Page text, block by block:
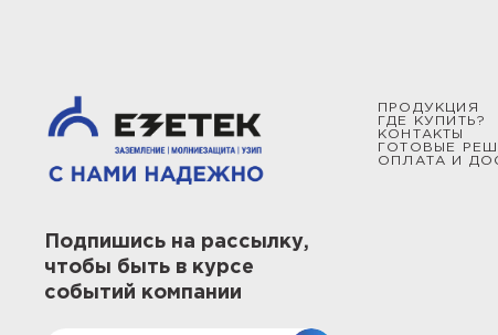
ПРОДУКЦИЯ
ГДЕ КУПИТЬ?
КОНТАКТЫ
ГОТОВЫЕ
ОПЛАТА И
Подпишись на рассылку,
чтобы быть в курсе
событий компании